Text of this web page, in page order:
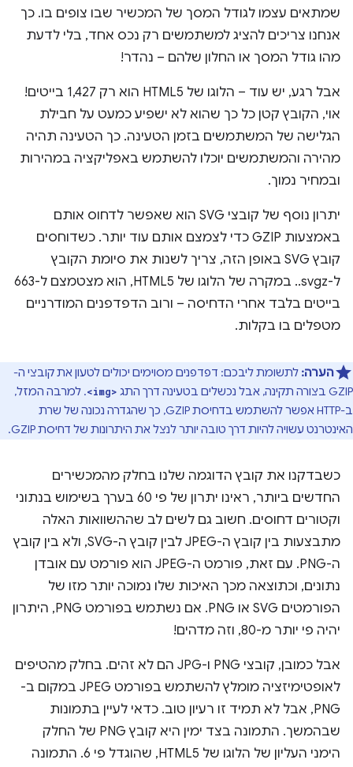
שמתאים עצמו לגודל המסך של המכשיר שבו צופים בו. כך
אנחנו צריכים להציג למשתמשים רק נכס אחד, בלי לדעת
מהו גודל המסך או החלון שלהם – נהדר!
אבל רגע, יש עוד – הלוגו של HTML5 הוא רק 1,427 בייטים!
אוי, הקובץ קטן כל כך שהוא לא ישפיע כמעט על חבילת
הגלישה של המשתמשים בזמן הטעינה. כך הטעינה תהיה
מהירה והמשתמשים יוכלו להשתמש באפליקציה במהירות
ובמחיר נמוך.
יתרון נוסף של קובצי SVG הוא שאפשר לדחוס אותם
באמצעות GZIP כדי לצמצם אותם עוד יותר. כשדוחסים
קובץ SVG באופן הזה, צריך לשנות את סיומת הקובץ
ל-‎.svgz. במקרה של הלוגו של HTML5, הוא מצטמצם ל-663
בייטים בלבד אחרי הדחיסה – ורוב הדפדפנים המודרניים
מטפלים בו בקלות.
הערה: לתשומת ליבכם: דפדפנים מסוימים יכולים לטעון את קובצי ה-
GZIP בצורה תקינה, אבל נכשלים בטעינה דרך התג
<img>. למרבה המזל,
ב-HTTP אפשר להשתמש בדחיסת GZIP, כך שהגדרה נכונה של שרת
האינטרנט עשויה להיות דרך טובה יותר לנצל את היתרונות של דחיסת GZIP.
כשבדקנו את קובץ הדוגמה שלנו בחלק מהמכשירים
החדשים ביותר, ראינו יתרון של פי 60 בערך בשימוש בנתוני
וקטורים דחוסים. חשוב גם לשים לב שההשוואות האלה
מתבצעות בין קובץ ה-JPEG לבין קובץ ה-SVG, ולא בין קובץ
ה-PNG. עם זאת, פורמט ה-JPEG הוא פורמט עם אובדן
נתונים, וכתוצאה מכך האיכות שלו נמוכה יותר מזו של
הפורמטים SVG או PNG. אם נשתמש בפורמט PNG, היתרון
יהיה פי יותר מ-80, וזה מדהים!
אבל כמובן, קובצי PNG ו-JPG הם לא זהים. בחלק מהטיפים
לאופטימיזציה מומלץ להשתמש בפורמט JPEG במקום ב-
PNG, אבל לא תמיד זו רעיון טוב. כדאי לעיין בתמונות
שבהמשך. התמונה בצד ימין היא קובץ PNG של החלק
הימני העליון של הלוגו של HTML5, שהוגדל פי 6. התמונה